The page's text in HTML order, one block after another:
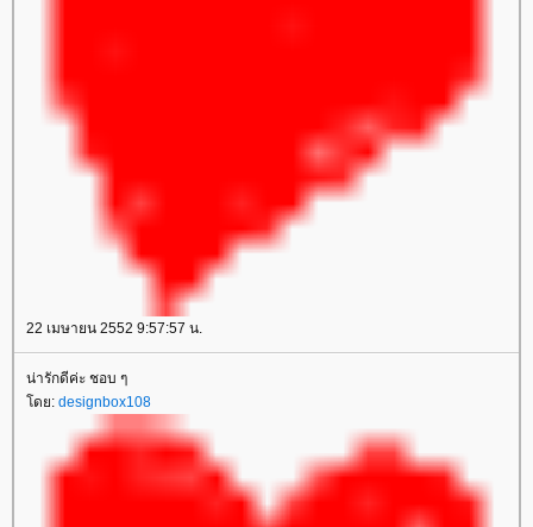
22 เมษายน 2552 9:57:57 น.
น่ารักดีค่ะ ชอบ ๆ
โดย: designbox108